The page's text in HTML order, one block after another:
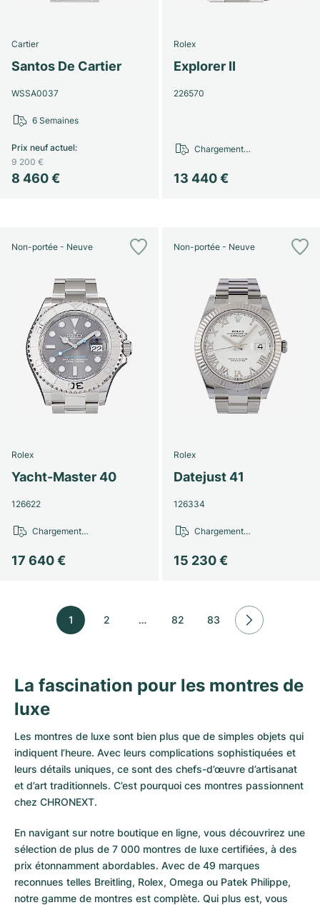
Cartier
Santos De Cartier
WSSA0037
8 460 €
Prix neuf actuel:
9 200 €
6 Semaines
Rolex
Explorer II
226570
13 440 €
Chargement…
Non-portée - Neuve
Rolex
Yacht-Master 40
126622
17 640 €
Chargement…
Non-portée - Neuve
Rolex
Datejust 41
126334
15 230 €
Chargement…
1 2 … 82 83
La fascination pour les montres de
luxe
Les montres de luxe sont bien plus que de simples objets qui
indiquent l’heure. Avec leurs complications sophistiquées et
leurs détails uniques, ce sont des chefs-d’œuvre d’artisanat
et d’art traditionnels. C’est pourquoi ces montres passionnent
chez CHRONEXT.
En navigant sur notre boutique en ligne, vous découvrirez une
sélection de plus de 7 000 montres de luxe certifiées, à des
prix étonnamment abordables. Avec de 49 marques
reconnues telles Breitling, Rolex, Omega ou Patek Philippe,
notre gamme de montres est complète. Qui plus est, vous